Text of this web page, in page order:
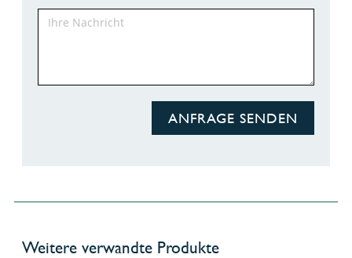
ANFRAGE SENDEN
Weitere verwandte Produkte